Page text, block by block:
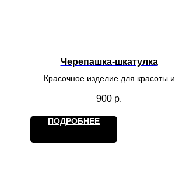
Черепашка-шкатулка
Красочное изделие для красоты и
900 р.
ПОДРОБНЕЕ